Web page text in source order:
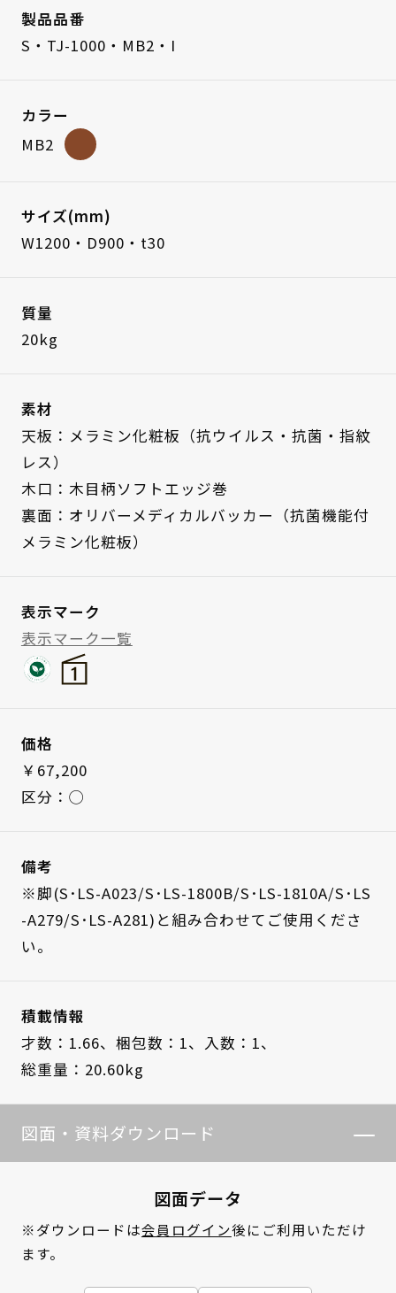
製品品番
S・TJ-1000・MB2・I
カラー
MB2
サイズ(mm)
W1200・D900・t30
質量
20kg
素材
天板：メラミン化粧板（抗ウイルス・抗菌・指紋
レス）
木口：木目柄ソフトエッジ巻
裏面：オリバーメディカルバッカー（抗菌機能付
メラミン化粧板）
表示マーク
表示マーク一覧
価格
￥67,200
区分：◯
備考
※脚(S･LS-A023/S･LS-1800B/S･LS-1810A/S･LS
-A279/S･LS-A281)と組み合わせてご使用くださ
い。
積載情報
才数：1.66、 梱包数：1、
入数：1、
総重量：20.60kg
図面・資料ダウンロード
図面データ
※ダウンロードは会員ログイン後にご利用いただけ
ます。